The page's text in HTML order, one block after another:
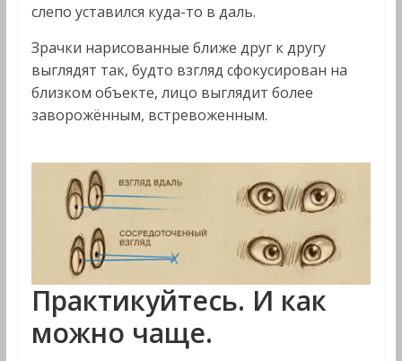
слепо уставился куда-то в даль.
Зрачки нарисованные ближе друг к другу
выглядят так, будто взгляд сфокусирован на
близком объекте, лицо выглядит более
заворожённым, встревоженным.
Практикуйтесь. И как
можно чаще.